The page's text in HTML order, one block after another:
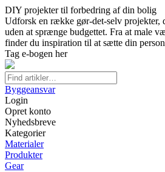
DIY projekter til forbedring af din bolig
Udforsk en række gør-det-selv projekter,
uden at sprænge budgettet. Fra at male
finder du inspiration til at sætte din
Tag e-bogen her
Byggeansvar
Login
Opret konto
Nyhedsbreve
Kategorier
Materialer
Produkter
Gear